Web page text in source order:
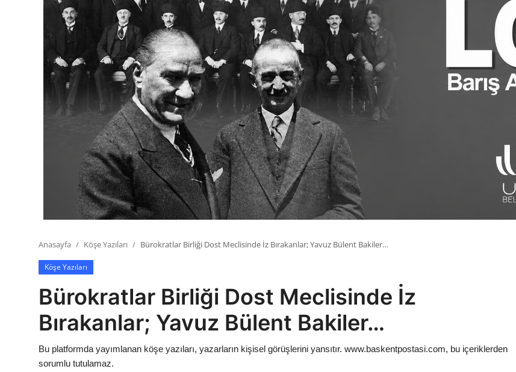
Mülki İdare
Toplum ve Yaşam
Sivil Toplum Kuruluşları
Kamu Kurumları ve Üst Kurullar
Anasayfa Köşe Yazıları Bürokratlar Birliği Dost Meclisinde İz Bırakanlar; Yavuz Bülent Bakiler…
Köşe Yazıları
Bürokratlar Birliği Dost Meclisinde İz
Bırakanlar; Yavuz Bülent Bakiler…
Bu platformda yayımlanan köşe yazıları, yazarların kişisel görüşlerini yansıtır. www.baskentpostasi.com, bu içeriklerden
sorumlu tutulamaz.